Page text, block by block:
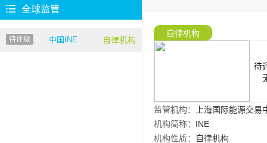
 全球监管
待评级 中国INE 自律机构
待
自律机构
监管机构：
上海国际能源交易
机构简称： INE
机构性质：
自律机构